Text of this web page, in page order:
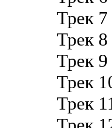
Трек 7
Трек 8
Трек 9
Трек
Трек